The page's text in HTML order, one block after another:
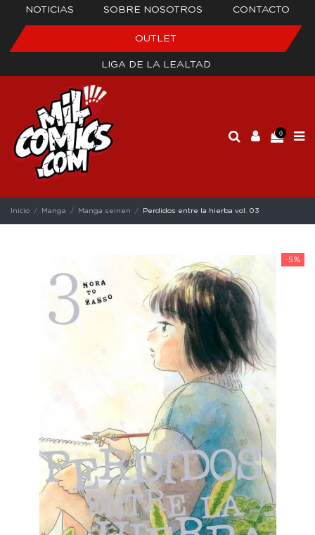
NOTICIAS SOBRE NOSOTROS CONTACTO
OUTLET
LIGA DE LA LEALTAD
0
Inicio Manga Manga seinen Perdidos entre la hierba vol. 03
-5%